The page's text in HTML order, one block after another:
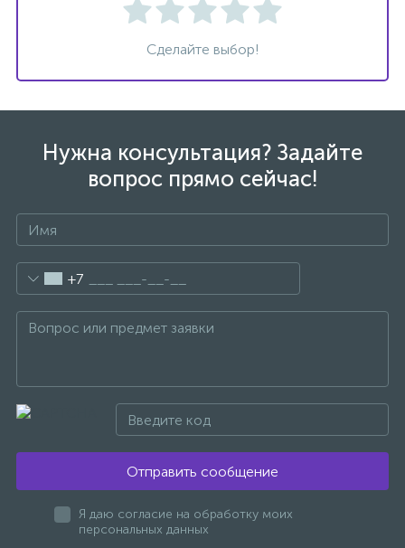
Сделайте выбор!
Нужна консультация? Задайте
вопрос прямо сейчас!
+7
Отправить сообщение
Я даю согласие на обработку моих
персональных данных